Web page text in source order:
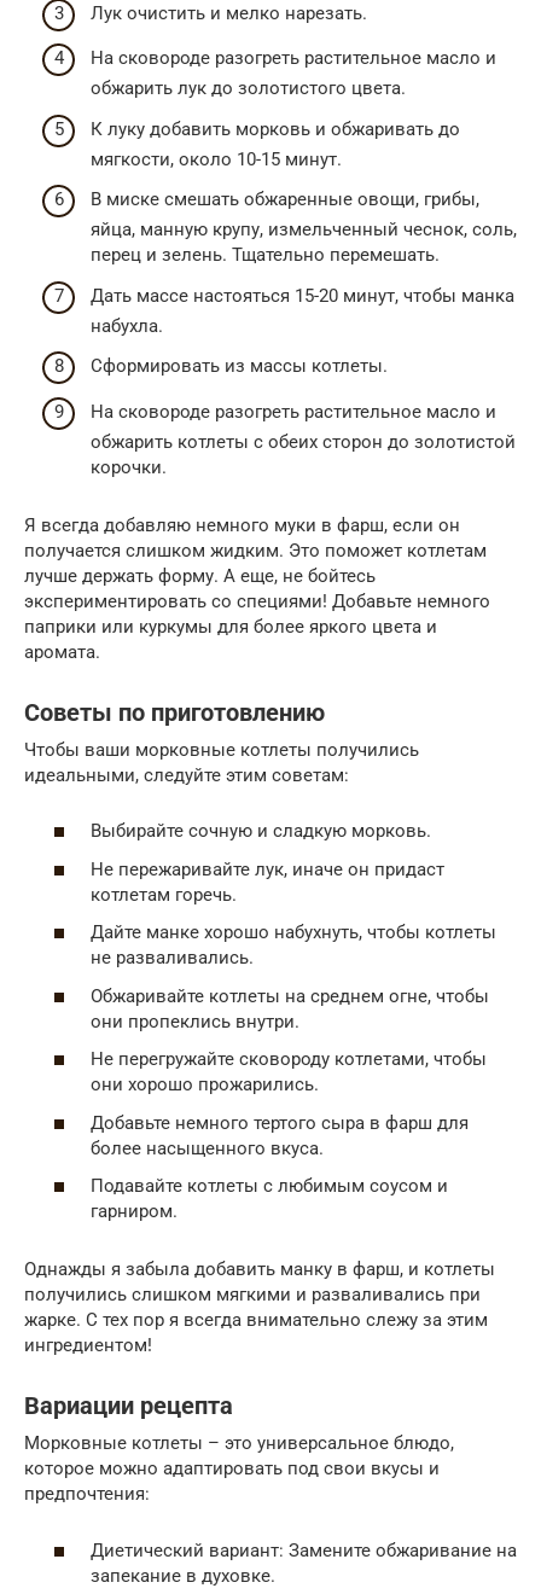
Лук очистить и мелко нарезать.
На сковороде разогреть растительное масло и
обжарить лук до золотистого цвета.
К луку добавить морковь и обжаривать до
мягкости, около 10-15 минут.
В миске смешать обжаренные овощи, грибы,
яйца, манную крупу, измельченный чеснок, соль,
перец и зелень. Тщательно перемешать.
Дать массе настояться 15-20 минут, чтобы манка
набухла.
Сформировать из массы котлеты.
На сковороде разогреть растительное масло и
обжарить котлеты с обеих сторон до золотистой
корочки.
Я всегда добавляю немного муки в фарш, если он
получается слишком жидким. Это поможет котлетам
лучше держать форму. А еще, не бойтесь
экспериментировать со специями! Добавьте немного
паприки или куркумы для более яркого цвета и
аромата.
Советы по приготовлению
Чтобы ваши морковные котлеты получились
идеальными, следуйте этим советам:
Выбирайте сочную и сладкую морковь.
Не пережаривайте лук, иначе он придаст
котлетам горечь.
Дайте манке хорошо набухнуть, чтобы котлеты
не разваливались.
Обжаривайте котлеты на среднем огне, чтобы
они пропеклись внутри.
Не перегружайте сковороду котлетами, чтобы
они хорошо прожарились.
Добавьте немного тертого сыра в фарш для
более насыщенного вкуса.
Подавайте котлеты с любимым соусом и
гарниром.
Однажды я забыла добавить манку в фарш, и котлеты
получились слишком мягкими и разваливались при
жарке. С тех пор я всегда внимательно слежу за этим
ингредиентом!
Вариации рецепта
Морковные котлеты – это универсальное блюдо,
которое можно адаптировать под свои вкусы и
предпочтения:
Диетический вариант: Замените обжаривание на
запекание в духовке.